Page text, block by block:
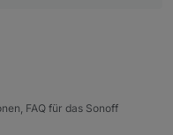
(((pageId - 1) %
!= undefined &&
i = 0; i <
==
FAQ für das Sonoff